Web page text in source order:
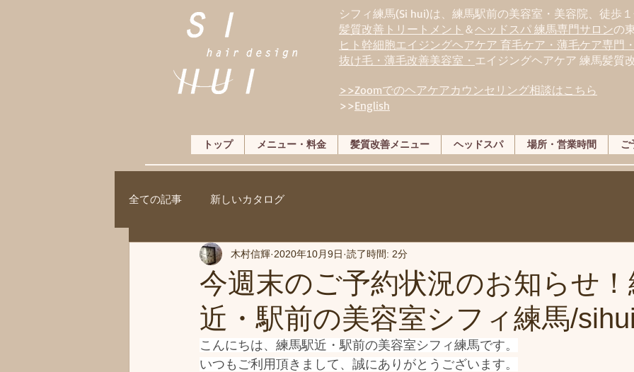
シフィ練馬(Si hui)は、 練馬駅前の美容室・美容院、徒歩
髪質改善トリートメント ＆ヘッドスパ 練馬専門サロンの
ヒト幹細胞エイジングヘアケア 育毛ケア・薄毛ケア専門
抜け毛・薄毛改善美容室・ エイジングヘアケア 練馬髪質
>>Zoomでのヘアケアカウンセリング相談はこちら
>>English
トップ メニュー・料金 髪質改善メニュー ヘッドスパ 場所・営業時間 ご
全ての記事 新しいカタログ
今週末のご予約状況のお知らせ
近・駅前の美容室シフィ練馬/
木村信輝 2020年10月9日 読了時間: 2分
こんにちは、練馬駅近・駅前の美容室シフィ練馬です。
いつもご利用頂きまして、誠にありがとうございます。